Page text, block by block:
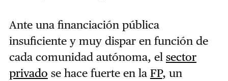
Ante una financiación pública
insuficiente y muy dispar en función de
cada comunidad autónoma, el sector
privado se hace fuerte en la FP, un